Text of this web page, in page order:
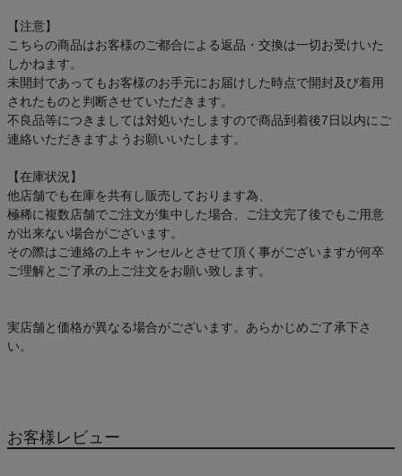
【注意】
こちらの商品はお客様のご都合による返品・交換は一切お受けいた
しかねます。
未開封であってもお客様のお手元にお届けした時点で開封及び着用
されたものと判断させていただきます。
不良品等につきましては対処いたしますので商品到着後7日以内にご
連絡いただきますようお願いいたします。
【在庫状況】
他店舗でも在庫を共有し販売しております為、
極稀に複数店舗でご注文が集中した場合、ご注文完了後でもご用意
が出来ない場合がございます。
その際はご連絡の上キャンセルとさせて頂く事がございますが何卒
ご理解とご了承の上ご注文をお願い致します。
実店舗と価格が異なる場合がございます。あらかじめご了承下さ
い。
お客様レビュー